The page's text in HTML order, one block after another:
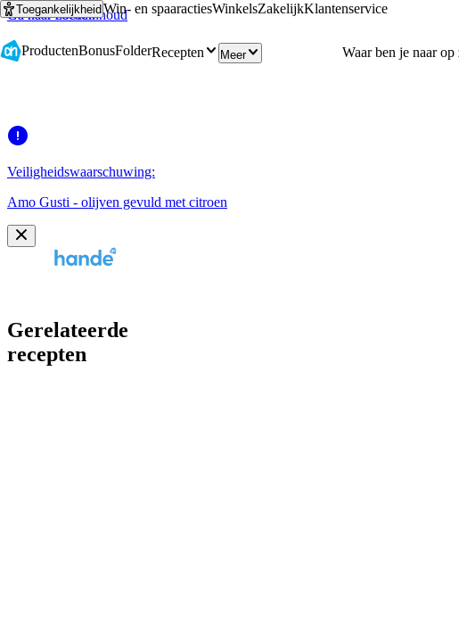
Ga naar hoofdinhoud
Ga naar zoeken
ToegankelijkheidWin- en spaaractiesWinkelsZakelijkKlantenservice
ProductenBonusFolderRecepten Meer
Veiligheidswaarschuwing:
Amo Gusti - olijven gevuld met citroen
Gerelateerde
recepten